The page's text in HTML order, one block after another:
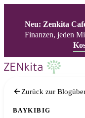
Neu: Zenkita
Finanzen, jeden
Zurück zur
BAYKIBIG